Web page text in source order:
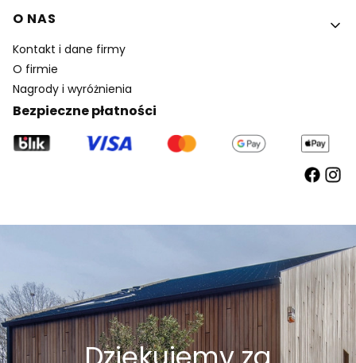
O NAS
Kontakt i dane firmy
O firmie
Nagrody i wyróżnienia
Bezpieczne płatności